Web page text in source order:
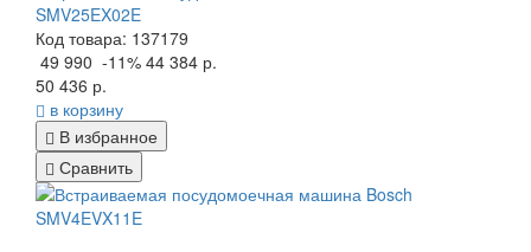
SMV25EX02E
Код товара: 137179
49 990 -11% 44 384 р.
50 436 р.
в корзину
В избранное
Сравнить